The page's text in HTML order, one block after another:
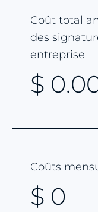
Coût total
des
entreprise
$
Coûts
$ 0